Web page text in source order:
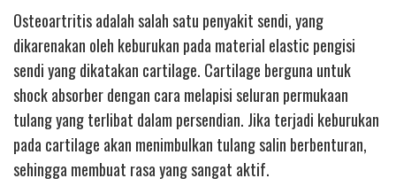
Osteoartritis adalah salah satu penyakit sendi, yang
dikarenakan oleh keburukan pada material elastic pengisi
sendi yang dikatakan cartilage. Cartilage berguna untuk
shock absorber dengan cara melapisi seluran permukaan
tulang yang terlibat dalam persendian. Jika terjadi keburukan
pada cartilage akan menimbulkan tulang salin berbenturan,
sehingga membuat rasa yang sangat aktif.